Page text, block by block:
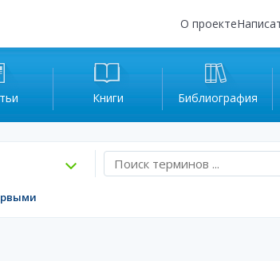
О проекте
Книги Библиография